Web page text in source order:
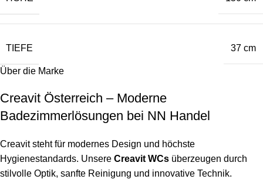
TIEFE 37 cm
Über die Marke
Creavit Österreich – Moderne
Badezimmerlösungen bei NN Handel
Creavit steht für modernes Design und höchste
Hygienestandards. Unsere Creavit WCs überzeugen durch
stilvolle Optik, sanfte Reinigung und innovative Technik.